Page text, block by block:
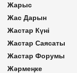
Жарыс
Жас Дарын
Жастар Күні
Жастар Саясаты
Жастар Форумы
Жәрмеңке